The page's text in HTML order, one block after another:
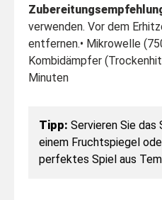
verwenden. Vor dem
entfernen.• Mikrowelle
Kombidämpfer
Minuten
Tipp: Servieren Sie das
einem Fruchtspiegel
perfektes Spiel aus